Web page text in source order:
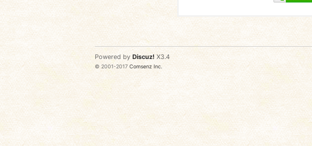
Powered by Discuz! X3.4
© 2001-2017Comsenz Inc.